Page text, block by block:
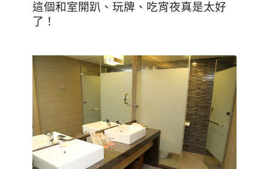
這個和室開趴、玩牌、吃宵夜真是太好
了！